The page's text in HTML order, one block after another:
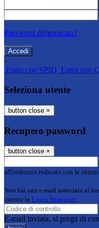
Password dimenticata?
-
Entra con SPID Entra con
Seleziona utente
button close ×
Recupero password
button close ×
all'indirizzo indicato con le
Non hai una e-mail associata al
tramite la Login Spaggiari
E-mail inviata, si prega di